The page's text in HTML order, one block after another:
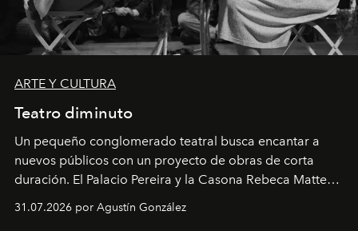
ARTE Y CULTURA
Teatro diminuto
Un pequeño conglomerado teatral busca encantar a
nuevos públicos con un proyecto de obras de corta
duración. El Palacio Pereira y la Casona Rebeca Matte
son algunos de los lugares que han albergado estas
miniobras. Sus puestas en escena son limpias; ponen el
31.07.2026 por Agustín González